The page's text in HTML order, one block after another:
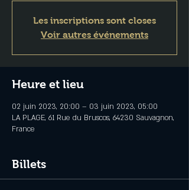
Les inscriptions sont closes
Voir autres événements
Heure et lieu
02 juin 2023, 20:00 – 03 juin 2023, 05:00
LA PLAGE, 61 Rue du Bruscos, 64230 Sauvagnon,
France
Billets